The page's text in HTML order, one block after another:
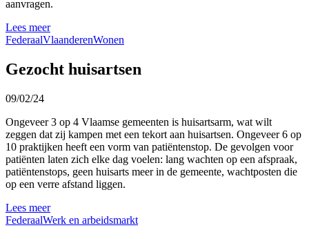
aanvragen.
Lees meer
FederaalVlaanderenWonen
Gezocht huisartsen
09/02/24
Ongeveer 3 op 4 Vlaamse gemeenten is huisartsarm, wat wilt
zeggen dat zij kampen met een tekort aan huisartsen. Ongeveer 6 op
10 praktijken heeft een vorm van patiëntenstop. De gevolgen voor
patiënten laten zich elke dag voelen: lang wachten op een afspraak,
patiëntenstops, geen huisarts meer in de gemeente, wachtposten die
op een verre afstand liggen.
Lees meer
FederaalWerk en arbeidsmarkt